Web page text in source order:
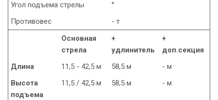
Угол подъема стрелы
°
Противовес
- т
Основная
стрела
+
удлинитель
+
доп.секция
Длина
11,5 - 42,5 м 58,5 м
- м
Высота
подъема
11,5 / 42,5 м 58,5 м - м